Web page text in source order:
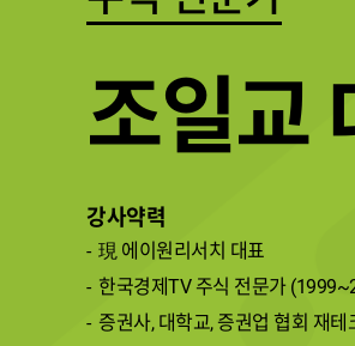
조일교
강사약력
現에이원리서치대표
한국경제TV주식전문가
증권사,대학교,증권업협회재테